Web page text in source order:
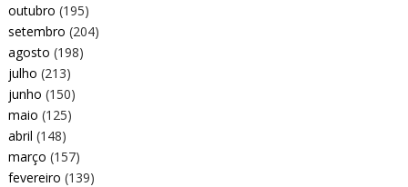
outubro (195)
setembro (204)
agosto (198)
julho (213)
junho (150)
maio (125)
abril (148)
março (157)
fevereiro (139)